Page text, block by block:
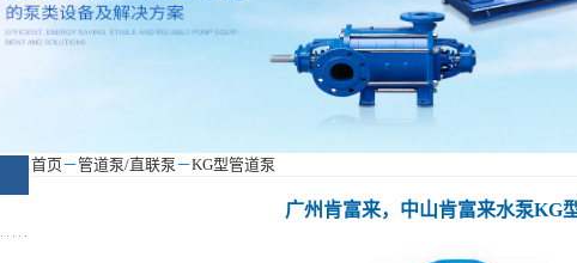
首页－管道泵/直联泵－KG型管道泵
广州肯富来，中山肯富来水泵KG